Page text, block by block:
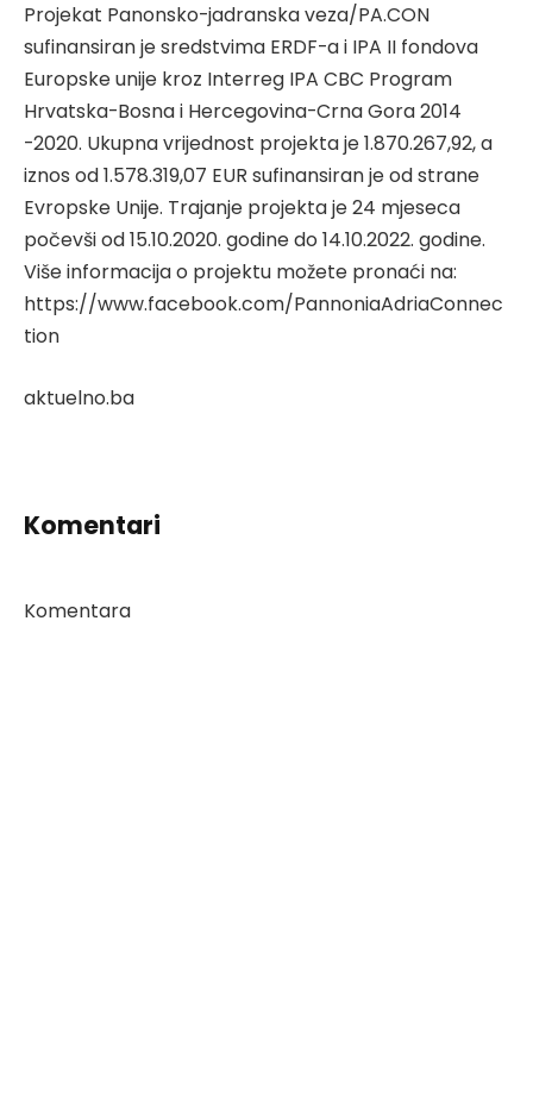
Projekat Panonsko-jadranska veza/PA.CON
sufinansiran je sredstvima ERDF-a i IPA II fondova
Europske unije kroz Interreg IPA CBC Program
Hrvatska-Bosna i Hercegovina-Crna Gora 2014
-2020. Ukupna vrijednost projekta je 1.870.267,92, a
iznos od 1.578.319,07 EUR sufinansiran je od strane
Evropske Unije. Trajanje projekta je 24 mjeseca
počevši od 15.10.2020. godine do 14.10.2022. godine.
Više informacija o projektu možete pronaći na:
https://www.facebook.com/PannoniaAdriaConnec
tion
aktuelno.ba
Komentari
Komentara